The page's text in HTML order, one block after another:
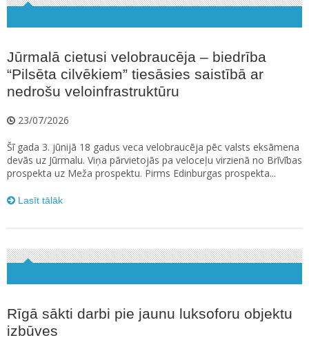
Jūrmalā cietusi velobraucēja – biedrība
“Pilsēta cilvēkiem” tiesāsies saistībā ar
nedrošu veloinfrastruktūru
23/07/2026
Šī gada 3. jūnijā 18 gadus veca velobraucēja pēc valsts eksāmena
devās uz Jūrmalu. Viņa pārvietojās pa veloceļu virzienā no Brīvības
prospekta uz Meža prospektu. Pirms Edinburgas prospekta...
Lasīt tālāk
Rīgā sākti darbi pie jaunu luksoforu objektu
izbūves